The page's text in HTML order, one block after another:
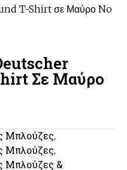
T-Shirt σε Μαύρο No
Σε Μαύρο
Μπλούζες,
Μπλούζες,
Μπλούζες &